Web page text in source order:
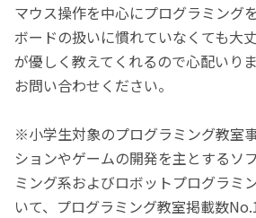
マウス操作を中心にプログラミング
ボードの扱いに慣れていなくても大
が優しく教えてくれるので心配いり
お問い合わせください。
※小学生対象のプログラミング教室
ションやゲームの開発を主とするソ
ミング系およびロボットプログラミ
いて、プログラミング教室掲載数